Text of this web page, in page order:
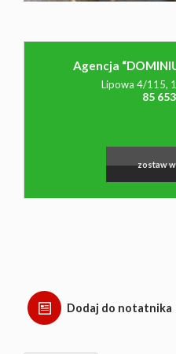
Agencja
Lipowa 4/115,
85
zostaw
Dodaj do notatnika